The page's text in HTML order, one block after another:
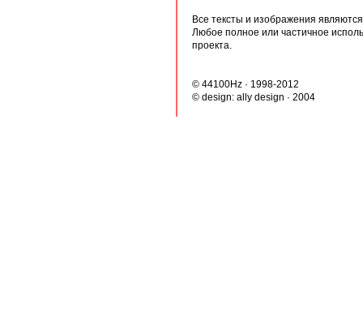
Все тексты и изображения
Любое полное или частичное
проекта.
© 44100Hz · 1998-2012
© design: ally design · 2004